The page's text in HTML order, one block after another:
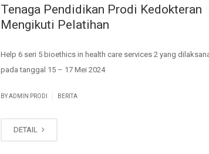
Tenaga Pendidikan Prodi Kedokteran
Mengikuti Pelatihan
Help 6 seri 5 bioethics in health care services 2 yang
pada tanggal 15 – 17 Mei 2024
BY ADMIN PRODI BERITA
DETAIL